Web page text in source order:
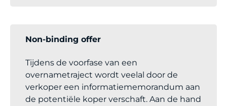
Non-binding offer
Tijdens de voorfase van een
overnametraject wordt veelal door de
verkoper een informatiememorandum aan
de potentiële koper verschaft. Aan de hand